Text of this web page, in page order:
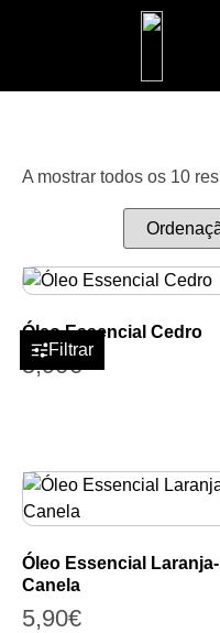
Filtrar
A mostrar todos os 10
Óleo Essencial Cedro
5,90€
Óleo Essencial Laranja-
Canela
5,90€